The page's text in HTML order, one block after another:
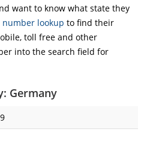
want to know what state they
number lookup to find their
toll free and other
into the search field for
Germany